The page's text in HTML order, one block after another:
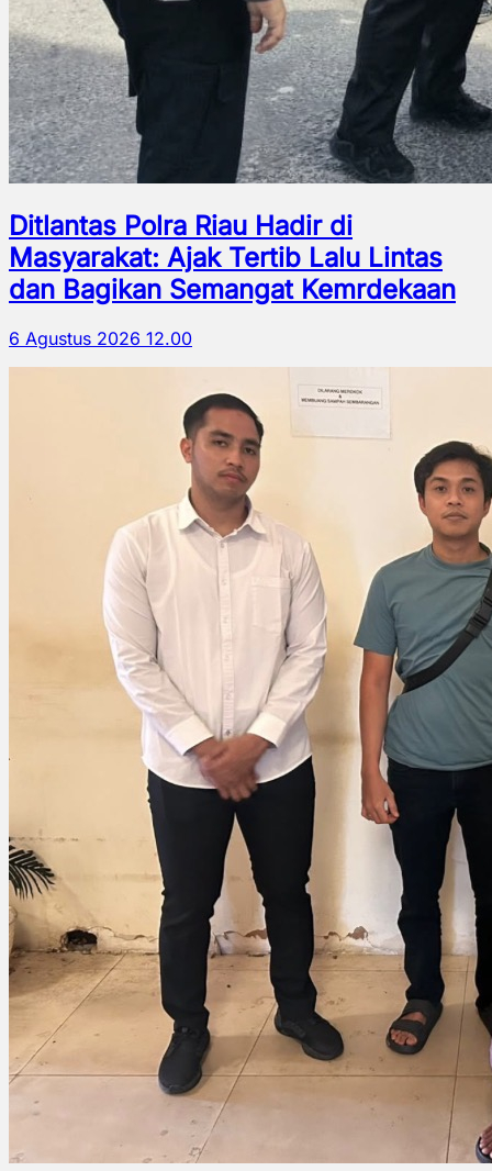
Ditlantas Polra Riau Hadir di
Masyarakat: Ajak Tertib Lalu Lintas
dan Bagikan Semangat Kemrdekaan
6 Agustus 2026 12.00